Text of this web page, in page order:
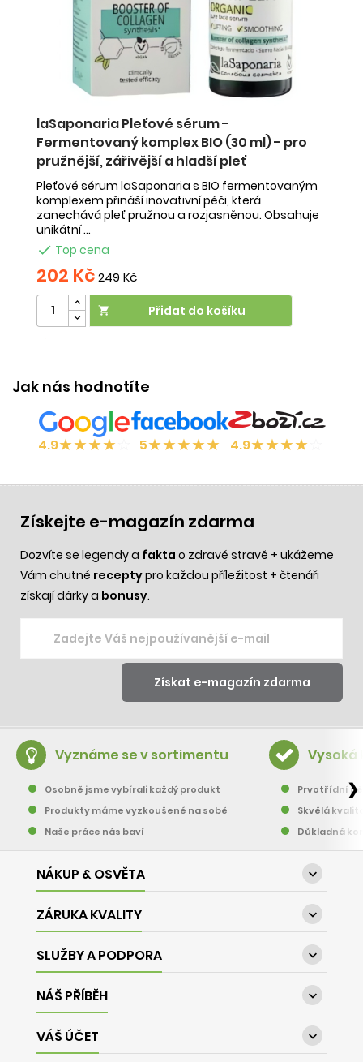
laSaponaria Pleťové sérum -
Fermentovaný komplex BIO (30 ml) - pro
pružnější, zářivější a hladší pleť
Pleťové sérum laSaponaria s BIO fermentovaným
komplexem přináší inovativní péči, která
zanechává pleť pružnou a rozjasněnou. Obsahuje
unikátní ...
 Top cena
202 Kč249 Kč
 Přidat do košíku
Jak nás hodnotíte
4.9★★★★ 5★★★★★ 4.9★★★★
Získejte e-magazín zdarma
Dozvíte se legendy a fakta o zdravé stravě + ukážeme
Vám chutné receptypro každou příležitost + čtenáři
získají dárky a bonusy.
Vyznáme se v sortimentu
Osobně jsme vybírali každý produkt
Produkty máme vyzkoušené na sobě
Naše práce nás baví
Vysoká
Prvotřídní
Skvělá
Důkladná
❯
NÁKUP & OSVĚTA 
ZÁRUKA KVALITY 
SLUŽBY A PODPORA 
NÁŠ PŘÍBĚH 
VÁŠ ÚČET 